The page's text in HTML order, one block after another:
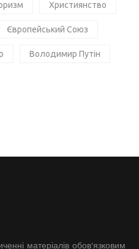
Християнство
Європейський Союз
Володимир Путін
матеріалів обов'язковим